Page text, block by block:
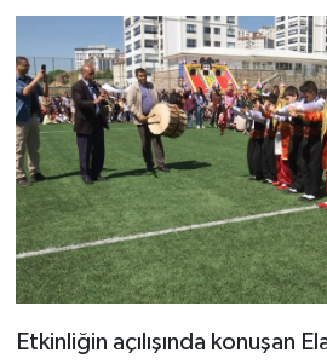
Etkinliğin açılışında konuşan